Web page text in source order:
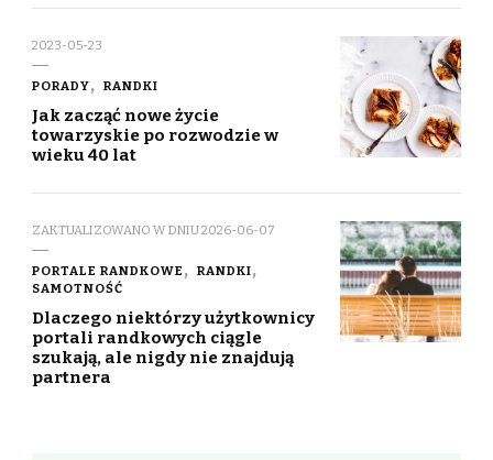
2023-05-23
PORADY RANDKI
Jak zacząć nowe życie
towarzyskie po rozwodzie w
wieku 40 lat
ZAKTUALIZOWANO W DNIU2026-06-07
PORTALE RANDKOWE
RANDKI
SAMOTNOŚĆ
Dlaczego niektórzy użytkownicy
portali randkowych ciągle
szukają, ale nigdy nie znajdują
partnera